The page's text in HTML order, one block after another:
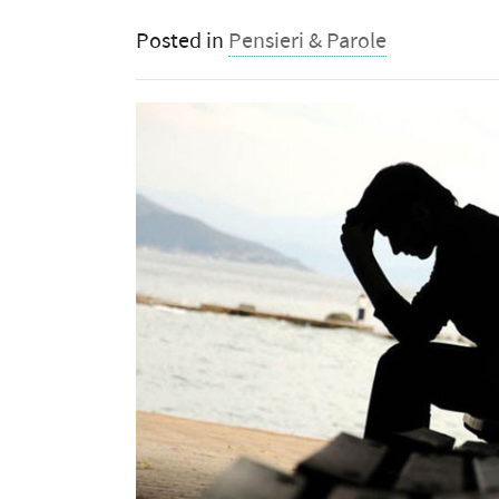
Posted in Pensieri & Parole